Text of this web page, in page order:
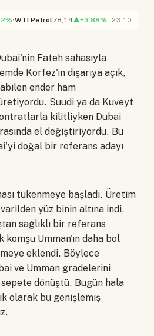
WTI Petrol78,14▲+3.88% 23.10
Fateh sahasıyla
Körfez'in dışarıya açık,
ender ham
Suudi ya da Kuveyt
kilitliyken Dubai
el değiştiriyordu. Bu
doğal bir referans adayı
tükenmeye başladı. Üretim
yüz binin altına indi.
sağlıklı bir referans
komşu Umman'ın daha bol
eklendi. Böylece
ve Umman gradelerini
dönüştü. Bugün hala
olarak bu genişlemiş